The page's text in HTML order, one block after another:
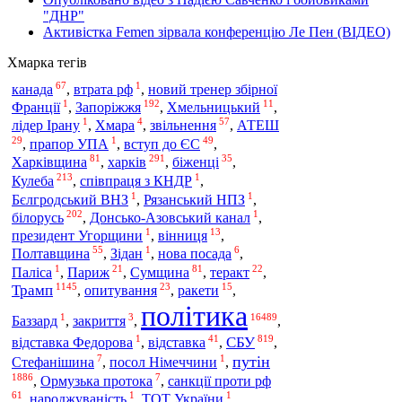
"ДНР"
Активістка Femen зірвала конференцію Ле Пен (ВІДЕО)
Хмарка тегів
канада 67, втрата рф 1 , новий тренер збірної
Франції 1 , Запоріжжя 192, Хмельницький 11 ,
лідер Ірану 1 , Хмара 4, звільнення 57, АТЕШ
29, прапор УПА 1 , вступ до ЄС 49,
Харківщина 81 , харків 291 , біженці 35,
Кулеба 213, співпраця з КНДР 1 ,
Бєлгродський ВНЗ 1 , Рязанський НПЗ 1 ,
білорусь 202, Донсько-Азовський канал 1 ,
президент Угорщини 1 , вінниця 13,
Полтавщина 55, Зідан 1, нова посада 6,
Паліса 1 , Париж 21 , Сумщина 81 , теракт 22,
Трамп 1145, опитування 23, ракети 15,
Баззард 1 , закриття 3, політика 16489,
відставка Федорова 1, відставка 41, СБУ 819,
Стефанішина 7, посол Німеччини 1 , путін
1886, Ормузька протока 7, санкції проти рф
61 1 1